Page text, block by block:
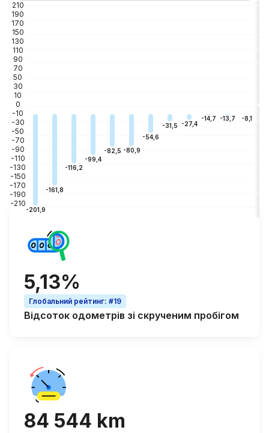
210
190
170
150
130
110
90
70
50
30
10
0
-10
-30
-50
-70
-90
-110
-130
-150
-170
-190
-210
-201,9
-161,8
-116,2
-99,4
-82,5 -80,9
-54,6
-31,5 -27,4
-14,7 -13,7 -8,1
5,13%
Глобальний рейтинг: #19
Відсоток одометрів зі скрученим пробігом
84 544 km